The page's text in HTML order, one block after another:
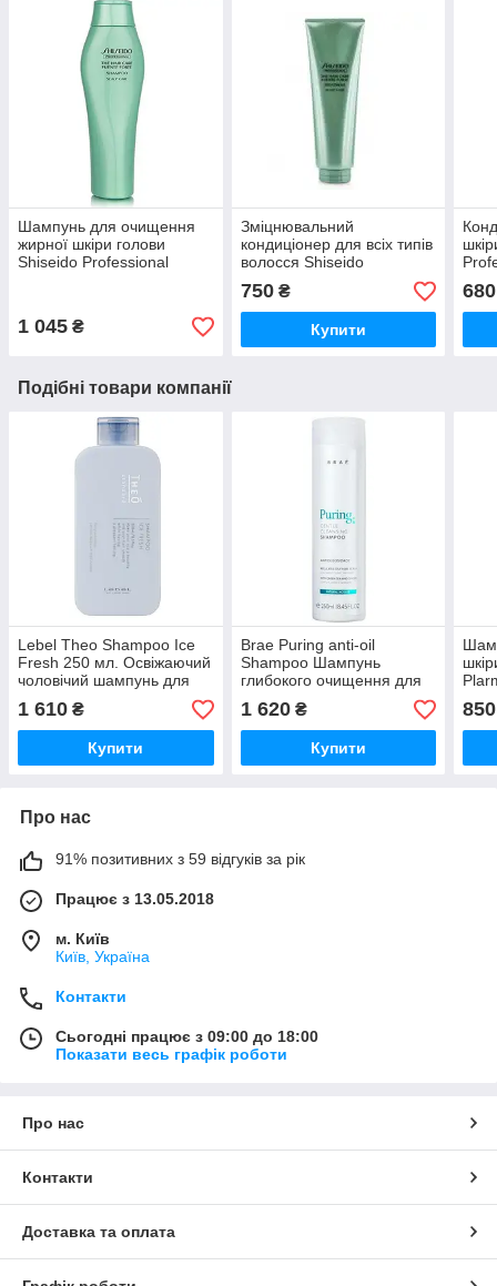
Шампунь для очищення
жирної шкіри голови
Shiseido Professional
1 045 ₴
Зміцнювальний
кондиціонер для всіх типів
волосся Shiseido
Professional Fuente Forte
Treatment, 250 г
750₴
Купити
680
Подібні товари компанії
Lebel Theo Shampoo Ice
Fresh 250 мл. Освіжаючий
чоловічий шампунь для
шкіри колови та волосся
1 610 ₴
Купити
Brae Puring anti-oil
Shampoo Шампунь
глибокого очищення для
жирної шкіри голови, 250
мл
1 620₴
Купити
850
Про нас
91% позитивних з 59 відгуків за рік
Працює з 13.05.2018
м. Київ
Київ, Україна
Контакти
Сьогодні працює з 09:00 до 18:00
Показати весь графік роботи
Про нас
Контакти
Доставка та оплата